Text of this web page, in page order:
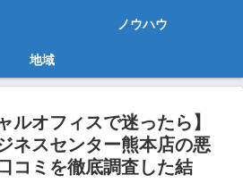
ノウハウ
地域
ルオフィスで迷ったら】
ネスセンター熊本店の悪
コミを徹底調査した結